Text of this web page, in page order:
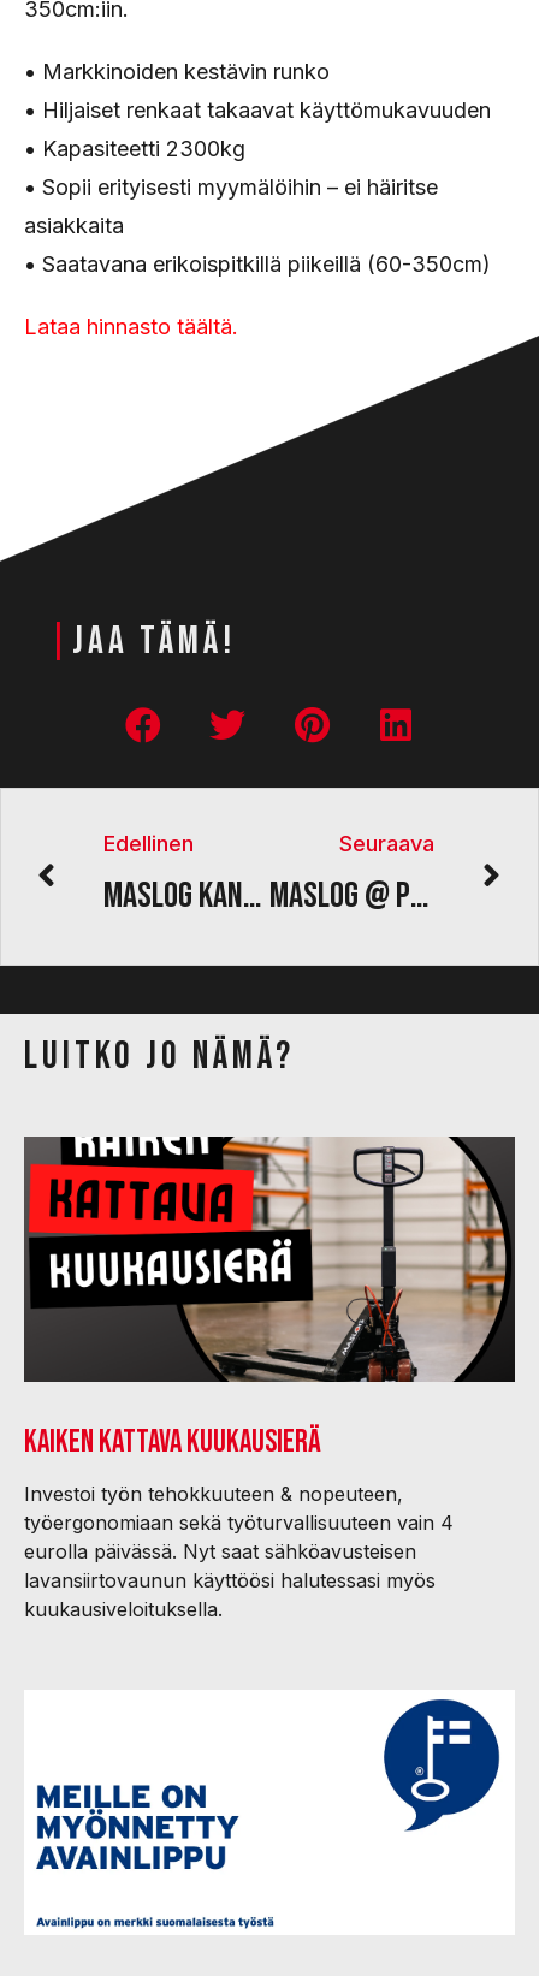
350cm:iin.
• Markkinoiden kestävin runko
• Hiljaiset renkaat takaavat käyttömukavuuden
• Kapasiteetti 2300kg
• Sopii erityisesti myymälöihin – ei häiritse
asiakkaita
• Saatavana erikoispitkillä piikeillä (60-350cm)
Lataa hinnasto täältä.
JAA TÄMÄ!
Edellinen
Maslog kansainvälistyy
Seuraava
Maslog @ Power Truck Show 2021
Luitko jo nämä?
Kaiken kattava kuukausierä
Investoi työn tehokkuuteen & nopeuteen,
työergonomiaan sekä työturvallisuuteen vain 4
eurolla päivässä. Nyt saat sähköavusteisen
lavansiirtovaunun käyttöösi halutessasi myös
kuukausiveloituksella.